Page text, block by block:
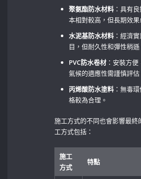
聚氨酯防水材料 ：具有
本相對較高，但長期效果
水泥基防水材料 ：經濟
目，但耐久性和彈性稍遜
PVC防水卷材 ：安裝方
氣候的適應性需謹慎評估
丙烯酸防水塗料 ：無毒
格較為合理。
施工方式的不同也會影響最終
工方式包括：
施工
方式
特點